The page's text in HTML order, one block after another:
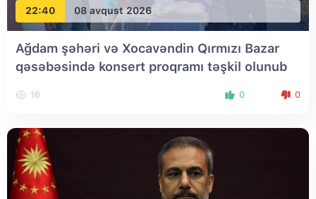
22:40 08 avqust 2026
Ağdam şəhəri və Xocavəndin Qırmızı Bazar
qəsəbəsində konsert proqramı təşkil olunub
16 0 0